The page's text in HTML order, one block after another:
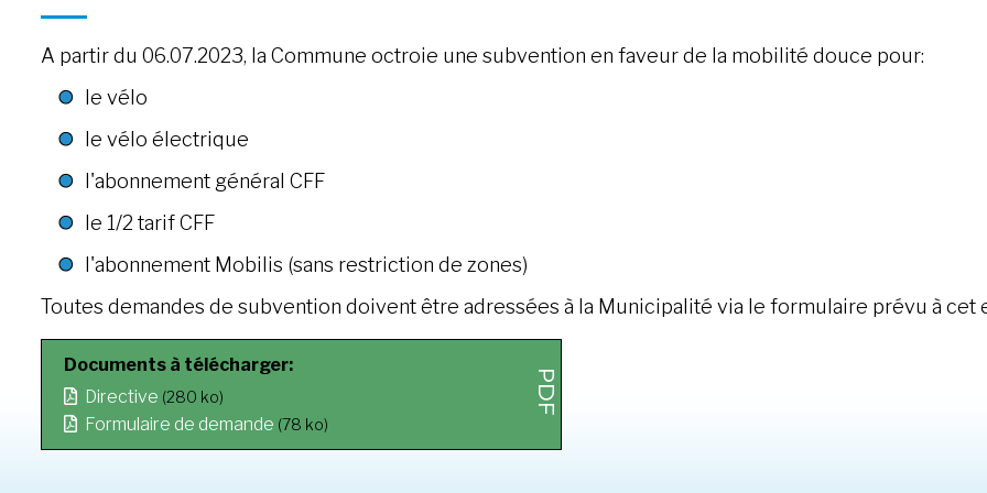
A partir du 06.07.2023, la Commune octroie une subvention en faveur de la mobilité douce pour:
le vélo
le vélo électrique
l'abonnement général CFF
le 1/2 tarif CFF
l'abonnement Mobilis (sans restriction de zones)
Toutes demandes de subvention doivent être adressées à la Municipalité via le formulaire prévu à cet
Documents à télécharger:
Directive (280 ko)
Formulaire de demande (78 ko)